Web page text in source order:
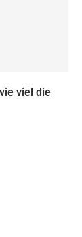
viel die